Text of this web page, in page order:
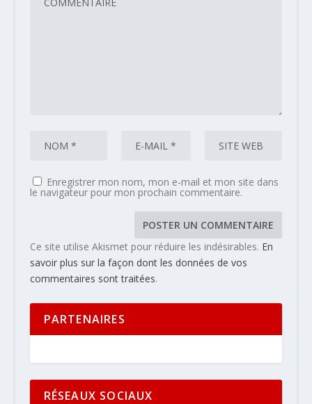
Enregistrer mon nom, mon e-mail et mon site dans
le navigateur pour mon prochain commentaire.
Ce site utilise Akismet pour réduire les indésirables. En
savoir plus sur la façon dont les données de vos
commentaires sont traitées.
PARTENAIRES
RÉSEAUX SOCIAUX